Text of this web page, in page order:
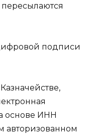
подписи
основе ИНН
авторизованном